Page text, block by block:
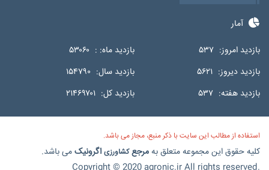
آمار
بازدید امروز: ۵۳۷ بازدید ماه: : ۵۳۰۶۰
بازدید دیروز: ۵۶۲۱ بازدید سال: ۱۵۴۷۹۰
بازدید هفته: ۵۳۷ بازدید کل: ۲۱۴۶۹۷۰۱
استفاده از مطالب این سایت با ذکر منبع، مجاز می باشد.
کلیه حقوق این مجموعه متعلق بهمرجعکشاورزی اگرونیکمی باشد.